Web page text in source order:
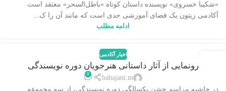
«شکیبا خسروی» نویسنده داستان کوتاه «باطل‌السحر» معتقد است
آکادمی زیتون یک فضای آموزشی جدی است که مانند آن را ک...
ادامه مطلب
اخبار آکادمی
رونمایی از آثار داستانی هنرجویان دوره نویسندگی
babajani.m
0
در حاشیه مراسم جشن یکسالگی دوره نویسندگی، از سه مجموعه